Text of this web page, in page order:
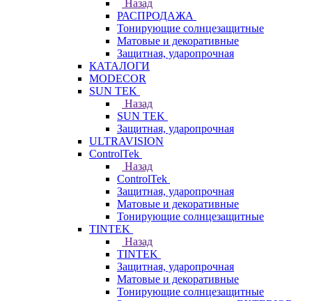
Назад
РАСПРОДАЖА
Тонирующие солнцезащитные
Матовые и декоративные
Защитная, ударопрочная
КАТАЛОГИ
MODECOR
SUN TEK
Назад
SUN TEK
Защитная, ударопрочная
ULTRAVISION
ControlTek
Назад
ControlTek
Защитная, ударопрочная
Матовые и декоративные
Тонирующие солнцезащитные
TINTEK
Назад
TINTEK
Защитная, ударопрочная
Матовые и декоративные
Тонирующие солнцезащитные